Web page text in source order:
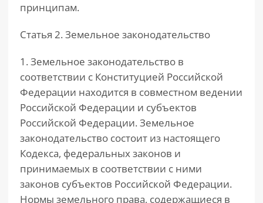
принципам.
Статья 2. Земельное законодательство
1. Земельное законодательство в
соответствии с Конституцией Российской
Федерации находится в совместном ведении
Российской Федерации и субъектов
Российской Федерации. Земельное
законодательство состоит из настоящего
Кодекса, федеральных законов и
принимаемых в соответствии с ними
законов субъектов Российской Федерации.
Нормы земельного права, содержащиеся в